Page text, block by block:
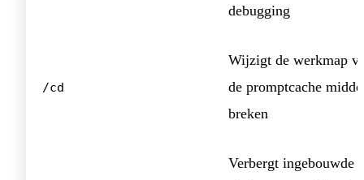
debugging
/cd
Wijzigt de werkmap
de promptcache
breken
Verbergt ingebouwde